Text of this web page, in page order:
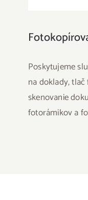
Poskytujeme
na doklady,
skenovanie
fotorámikov a